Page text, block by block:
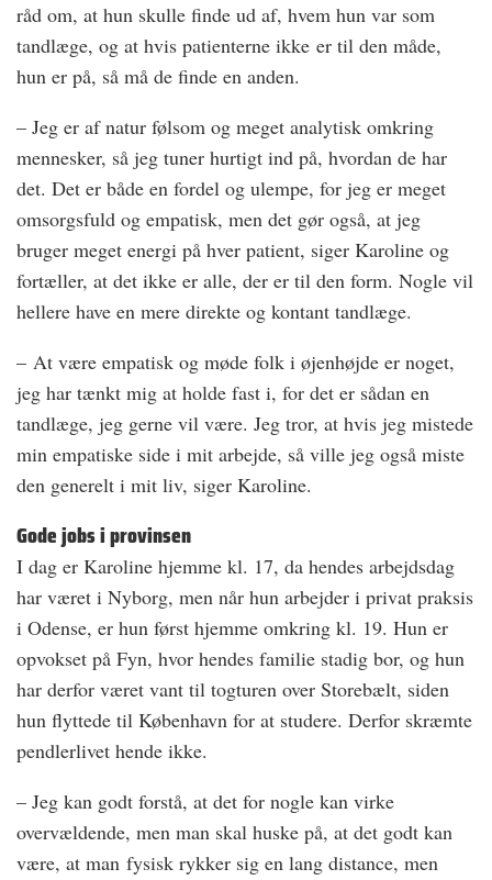
råd om, at hun skulle finde ud af, hvem hun var som
tandlæge, og at hvis patienterne ikke er til den måde,
hun er på, så må de finde en anden.
– Jeg er af natur følsom og meget analytisk omkring
mennesker, så jeg tuner hurtigt ind på, hvordan de har
det. Det er både en fordel og ulempe, for jeg er meget
omsorgsfuld og empatisk, men det gør også, at jeg
bruger meget energi på hver patient, siger Karoline og
fortæller, at det ikke er alle, der er til den form. Nogle vil
hellere have en mere direkte og kontant tandlæge.
– At være empatisk og møde folk i øjenhøjde er noget,
jeg har tænkt mig at holde fast i, for det er sådan en
tandlæge, jeg gerne vil være. Jeg tror, at hvis jeg mistede
min empatiske side i mit arbejde, så ville jeg også miste
den generelt i mit liv, siger Karoline.
Gode jobs i provinsen
I dag er Karoline hjemme kl. 17, da hendes arbejdsdag
har været i Nyborg, men når hun arbejder i privat praksis
i Odense, er hun først hjemme omkring kl. 19. Hun er
opvokset på Fyn, hvor hendes familie stadig bor, og hun
har derfor været vant til togturen over Storebælt, siden
hun flyttede til København for at studere. Derfor skræmte
pendlerlivet hende ikke.
– Jeg kan godt forstå, at det for nogle kan virke
overvældende, men man skal huske på, at det godt kan
være, at man fysisk rykker sig en lang distance, men